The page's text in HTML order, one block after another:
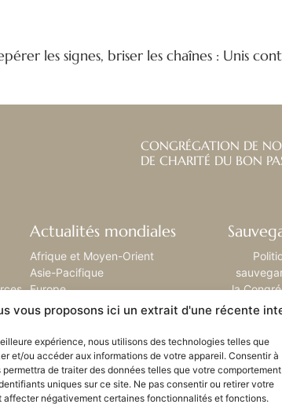
vous proposons ici un extrait d'une récente
expérience, nous utilisons des technologies telles que
et/ou accéder aux informations de votre appareil. Consentir à
de traiter des données telles que votre comportement
uniques sur ce site. Ne pas consentir ou retirer votre
affecter négativement certaines fonctionnalités et fonctions.
CONGRÉGATION DE
DE CHARITÉ DU BON
votre
Actualités mondiales
Afrique et Moyen-Orient
Asie-Pacifique
Europe
Amérique latine
la